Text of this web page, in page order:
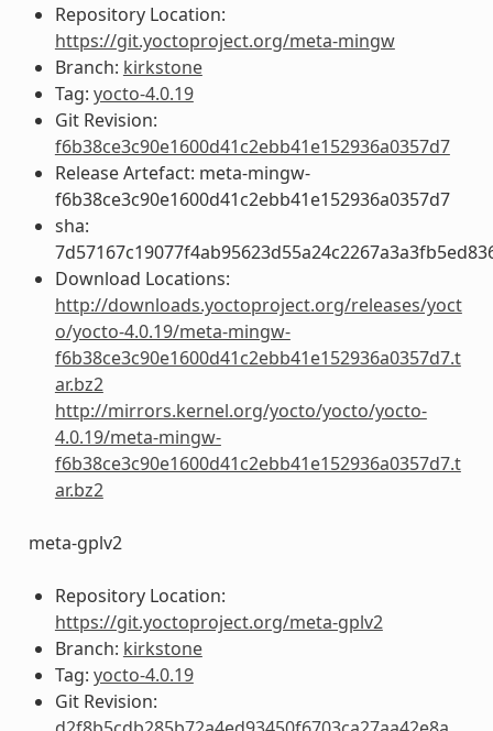
Repository Location:
https://git.yoctoproject.org/meta-mingw
Branch: kirkstone
Tag: yocto-4.0.19
Git Revision:
f6b38ce3c90e1600d41c2ebb41e152936a0357d7
Release Artefact: meta-mingw-
f6b38ce3c90e1600d41c2ebb41e152936a0357d7
sha:
Download Locations:
http://downloads.yoctoproject.org/releases/yoct
o/yocto-4.0.19/meta-mingw-
f6b38ce3c90e1600d41c2ebb41e152936a0357d7.t
ar.bz2
http://mirrors.kernel.org/yocto/yocto/yocto-
4.0.19/meta-mingw-
f6b38ce3c90e1600d41c2ebb41e152936a0357d7.t
ar.bz2
meta-gplv2
Repository Location:
https://git.yoctoproject.org/meta-gplv2
Branch: kirkstone
Tag: yocto-4.0.19
Git Revision: